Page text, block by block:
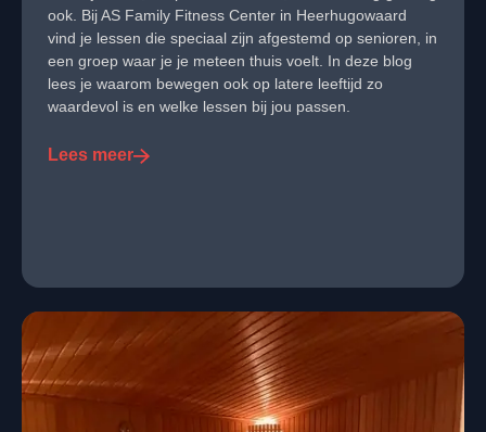
ook. Bij AS Family Fitness Center in Heerhugowaard
vind je lessen die speciaal zijn afgestemd op senioren, in
een groep waar je je meteen thuis voelt. In deze blog
lees je waarom bewegen ook op latere leeftijd zo
waardevol is en welke lessen bij jou passen.
Lees meer